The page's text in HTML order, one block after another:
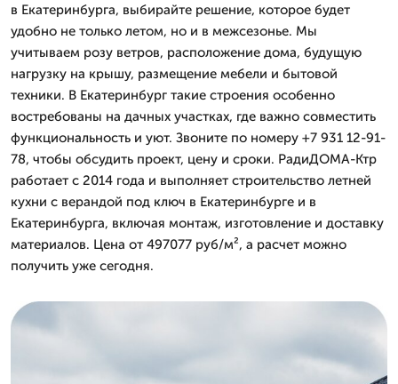
в Екатеринбурга, выбирайте решение, которое будет
удобно не только летом, но и в межсезонье. Мы
учитываем розу ветров, расположение дома, будущую
нагрузку на крышу, размещение мебели и бытовой
техники. В Екатеринбург такие строения особенно
востребованы на дачных участках, где важно совместить
функциональность и уют. Звоните по номеру +7 931 12-91-
78, чтобы обсудить проект, цену и сроки. РадиДОМА-Ктр
работает с 2014 года и выполняет строительство летней
кухни с верандой под ключ в Екатеринбурге и в
Екатеринбурга, включая монтаж, изготовление и доставку
материалов. Цена от 497077 руб/м², а расчет можно
получить уже сегодня.